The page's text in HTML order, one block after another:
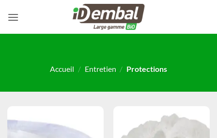
Accueil / Entretien / Protections